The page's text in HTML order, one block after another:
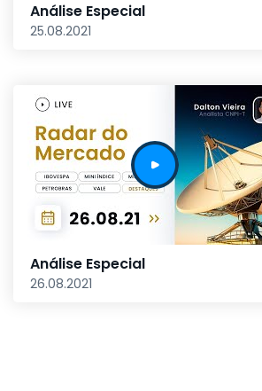
Análise Especial
25.08.2021
Análise Especial
26.08.2021